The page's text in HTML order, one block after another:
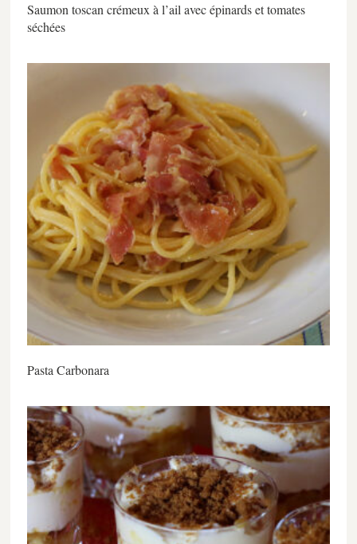
Saumon toscan crémeux à l’ail avec épinards et tomates
séchées
Pasta Carbonara